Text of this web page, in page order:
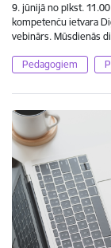
9. jūnijā no plkst.
kompetenču ietvara
vebinārs. Mūsdienās
Pedagogiem